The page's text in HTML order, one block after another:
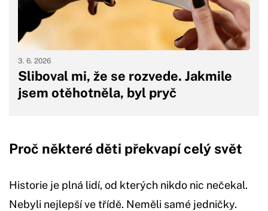
Sliboval mi, že se rozvede. Jakmile
jsem otěhotněla, byl pryč
3. 6. 2026
Proč některé děti překvapí celý svět
Historie je plná lidí, od kterých nikdo nic nečekal.
Nebyli nejlepší ve třídě. Neměli samé jedničky.